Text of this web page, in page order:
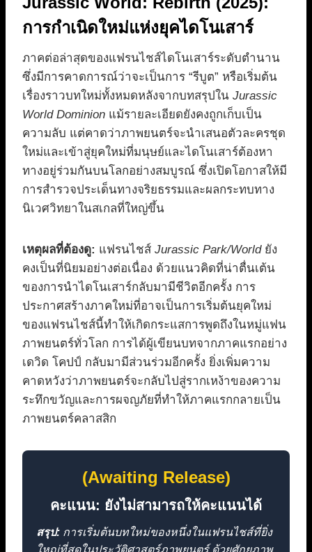
การกำเนิดใหม่แห่งยุคไดโนเสาร์
ภาคต่อล่าสุดของแฟรนไชส์ไดโนเสาร์ระดับตำนาน
ซึ่งมีการคาดการณ์ว่าจะเป็นการ “รีบูต” หรือเริ่มต้น
เรื่องราวบทใหม่ทั้งหมดหลังจากบทสรุปใน Jurassic
World Dominion แม้รายละเอียดยังคงถูกเก็บเป็น
ความลับ แต่คาดว่าภาพยนตร์จะนำเสนอตัวละครชุด
ใหม่และเข้าสู่ยุคใหม่ที่มนุษย์และไดโนเสาร์ต้องหา
ทางอยู่ร่วมกันบนโลกอย่างสมบูรณ์ ซึ่งเปิดโอกาสให้มี
การสำรวจประเด็นทางจริยธรรมและผลกระทบทาง
นิเวศวิทยาในสเกลที่ใหญ่ขึ้น
เหตุผลที่ต้องดู: แฟรนไชส์ Jurassic Park/Worldยัง
คงเป็นที่นิยมอย่างต่อเนื่อง ด้วยแนวคิดที่น่าตื่นเต้น
ของการนำไดโนเสาร์กลับมามีชีวิตอีกครั้ง การ
ประกาศสร้างภาคใหม่ที่อาจเป็นการเริ่มต้นยุคใหม่
ของแฟรนไชส์นี้ทำให้เกิดกระแสการพูดถึงในหมู่แฟน
ภาพยนตร์ทั่วโลก การได้ผู้เขียนบทจากภาคแรกอย่าง
เดวิด โคปป์ กลับมามีส่วนร่วมอีกครั้ง ยิ่งเพิ่มความ
คาดหวังว่าภาพยนตร์จะกลับไปสู่รากเหง้าของความ
ระทึกขวัญและการผจญภัยที่ทำให้ภาคแรกกลายเป็น
ภาพยนตร์คลาสสิก
(Awaiting Release)
คะแนน: ยังไม่สามารถให้คะแนนได้
สรุป: การเริ่มต้นบทใหม่ของหนึ่งในแฟรนไชส์ที่ยิ่ง